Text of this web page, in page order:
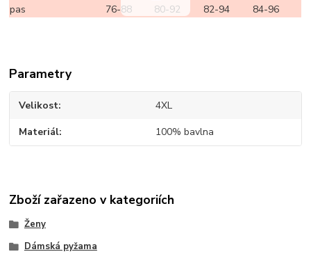
pas
76-88 80-92 82-94 84-96
Parametry
Velikost 4XL
Materiál 100% bavlna
Zboží zařazeno v kategoriích
Ženy
Dámská pyžama